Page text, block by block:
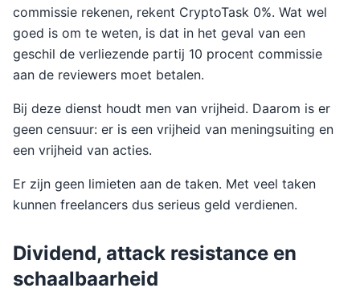
commissie rekenen, rekent CryptoTask 0%. Wat wel
goed is om te weten, is dat in het geval van een
geschil de verliezende partij 10 procent commissie
aan de reviewers moet betalen.
Bij deze dienst houdt men van vrijheid. Daarom is er
geen censuur: er is een vrijheid van meningsuiting en
een vrijheid van acties.
Er zijn geen limieten aan de taken. Met veel taken
kunnen freelancers dus serieus geld verdienen.
Dividend, attack resistance en
schaalbaarheid